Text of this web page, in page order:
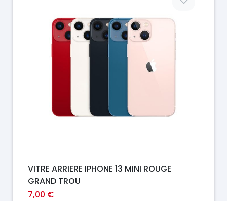
VITRE ARRIERE IPHONE 13 MINI ROUGE
GRAND TROU
7,00 €